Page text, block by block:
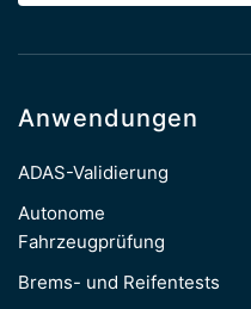
Anwendungen
ADAS-Validierung
Autonome
Fahrzeugprüfung
Brems- und Reifentests